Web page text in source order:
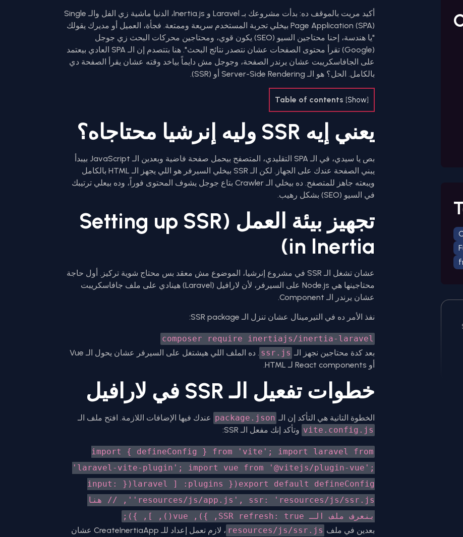
أكيد مريت بالموقف ده: بدأت مشروعك بـ Laravel و Inertia.js، الدنيا ماشية زي الفل والـ Single
Page Application (SPA) بيخلي تجربة المستخدم سريعة وممتعة. فجأة، العميل أو مديرك يقولك
"يا هندسة، إحنا محتاجين السيو (SEO) يكون قوي، ومحتاجين محركات البحث زي جوجل
(Google) تقرأ محتوى الصفحات عشان نتصدر نتائج البحث". هنا بتتصدم إن الـ SPA العادي بيعتمد
على الجافاسكريبت عشان يرندر الصفحة، وجوجل مش دايماً بياخد وقته عشان يقرأ الصفحة دي
بالكامل. الحل؟ هو الـ Server-Side Rendering أو (SSR).
Table of contents [Show]
يعني إيه SSR وليه إنرشيا محتاجاه؟
بص يا سيدي، في الـ SPA التقليدي، المتصفح بيحمل صفحة فاضية وبعدين الـ JavaScript بيبدأ
يبني الصفحة عندك على الجهاز. لكن الـ SSR بيخلي السيرفر هو اللي يجهز الـ HTML بالكامل
ويبعته جاهز للمتصفح. ده بيخلي الـ Crawler بتاع جوجل يشوف المحتوى فوراً، وده بيعلي ترتيبك
في السيو (SEO) بشكل رهيب.
تجهيز بيئة العمل (Setting up SSR
in Inertia)
عشان تشغل الـ SSR في مشروع إنرشيا، الموضوع مش معقد بس محتاج شوية تركيز. أول حاجة
محتاجينها هي Node.js على السيرفر، لأن لارافيل (Laravel) هينادي على ملف جافاسكريبت
عشان يرندر الـ Component.
نفذ الأمر ده في التيرمينال عشان تنزل الـ SSR package:
composer require inertiajs/inertia-laravel
بعد كدة محتاجين نجهز الـ ssr.js
. ده الملف اللي هيشتغل على السيرفر عشان يحول الـ Vue
أو React components لـ HTML.
خطوات تفعيل الـ SSR في لارافيل
الخطوة التانية هي التأكد إن الـ package.json عندك فيها الإضافات اللازمة. افتح ملف الـ
vite.config.js وتأكد إنك مفعل الـ SSR:
import { defineConfig } from 'vite'; import laravel from
'laravel-vite-plugin'; import vue from '@vitejs/plugin-vue';
export default defineConfig({ plugins: [ laravel({ input:
'resources/js/app.js', ssr: 'resources/js/ssr.js', // هنا
بنعرف ملف الـ SSR refresh: true, }), vue(), ], });
بعدين في ملف resources/js/ssr.js
، لازم تعمل إعداد للـ CreateInertiaApp عشان